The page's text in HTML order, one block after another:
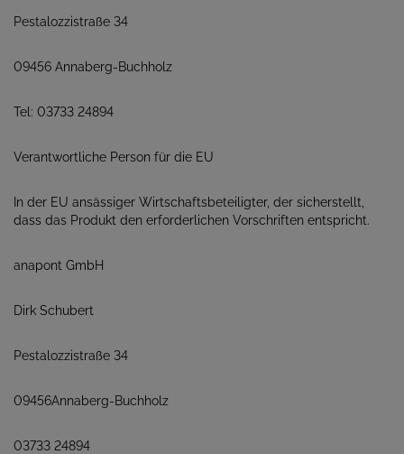
Pestalozzistraße 34
09456 Annaberg-Buchholz
Tel: 03733 24894
Verantwortliche Person für die EU
In der EU ansässiger Wirtschaftsbeteiligter, der sicherstellt,
dass das Produkt den erforderlichen Vorschriften entspricht.
anapont GmbH
Dirk Schubert
Pestalozzistraße 34
09456Annaberg-Buchholz
03733 24894